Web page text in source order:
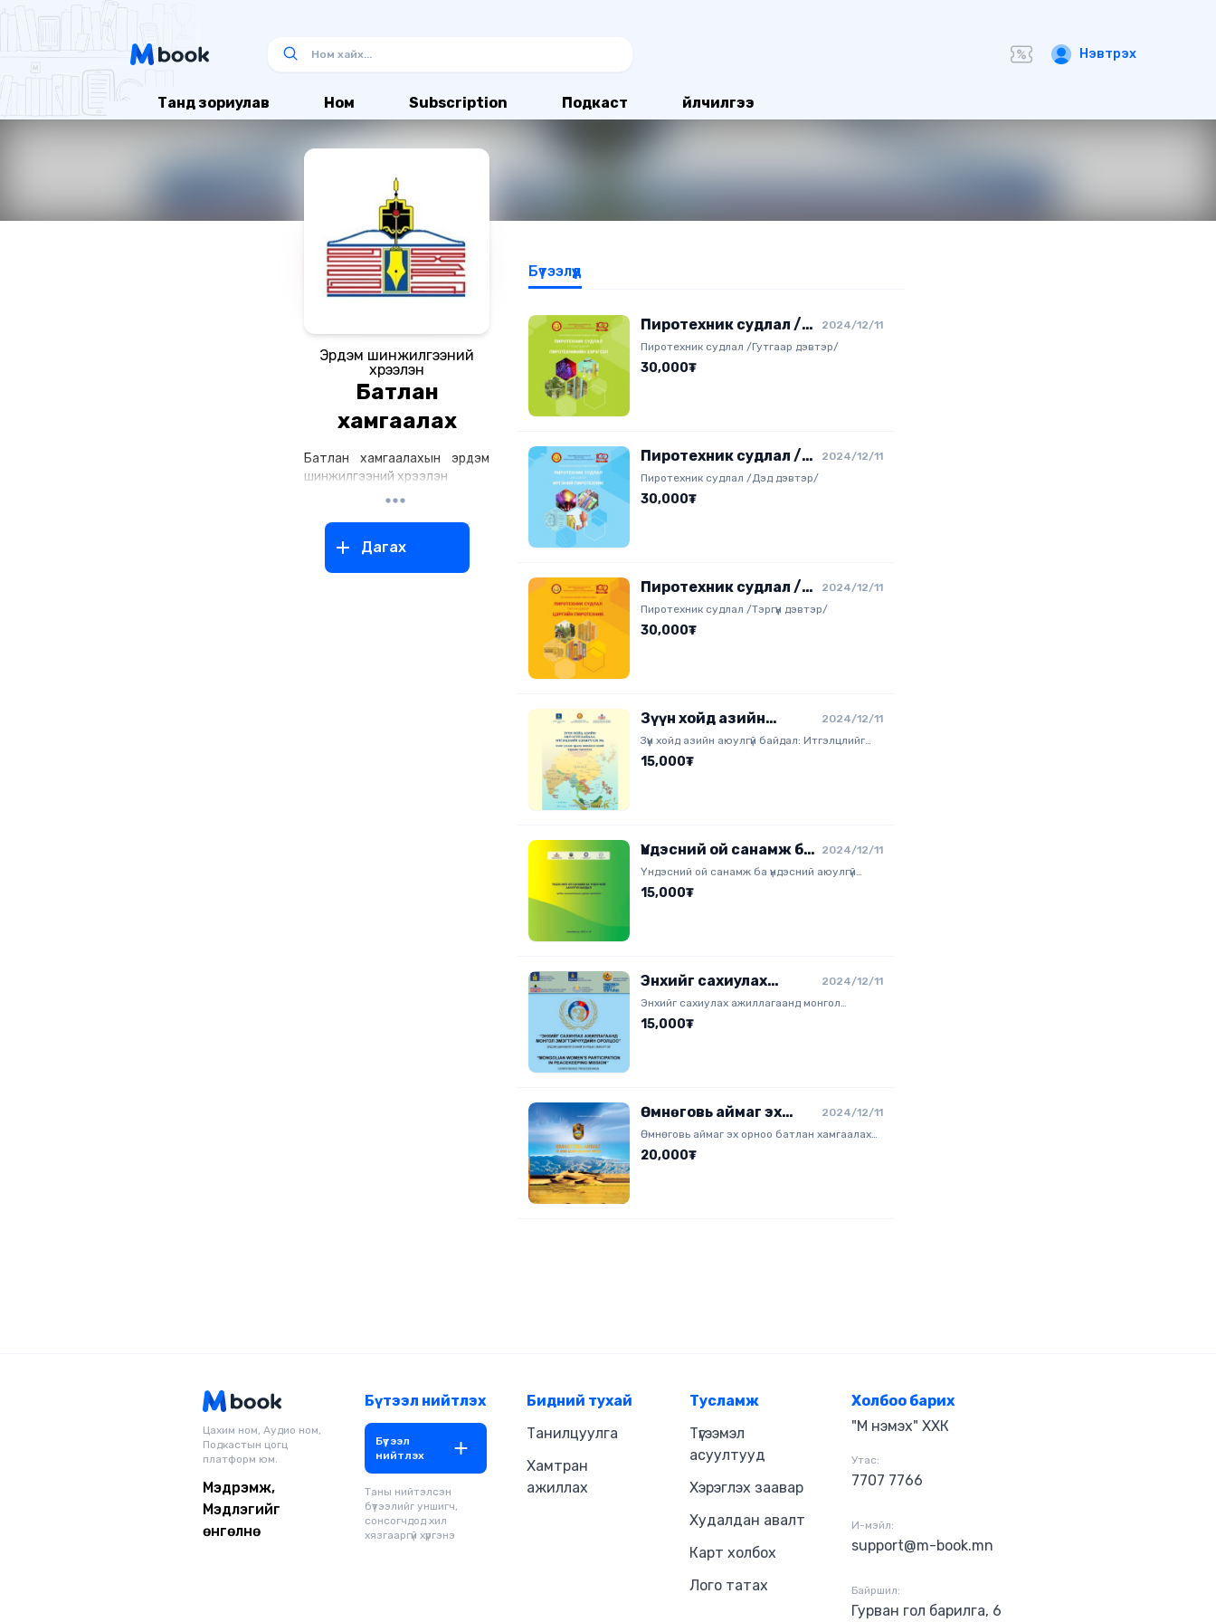
Нэвтрэх
Танд зориулав Ном Subscription Подкаст Үйлчилгээ
Эрдэм шинжилгээний
хүрээлэн
Батлан
хамгаалах
Батлан хамгаалахын эрдэм
шинжилгээний хүрээлэн
Дагах
Бүтээлүүд
Пиротехник судлал /
Гутгаар дэвтэр/
2024/12/11
Пиротехник судлал /Гутгаар дэвтэр/
30,000₮
Пиротехник судлал /
Дэд дэвтэр/
2024/12/11
Пиротехник судлал /Дэд дэвтэр/
30,000₮
Пиротехник судлал /
Тэргүүн дэвтэр/
2024/12/11
Пиротехник судлал /Тэргүүн дэвтэр/
30,000₮
Зүүн хойд азийн
аюулгүй байдал:
Итгэлцлийг бэхжүүлэх
2024/12/11
Зүүн хойд азийн аюулгүй байдал: Итгэлцлийг
бэхжүүлэх нь Олон улсын эрдэм шинжилгээний
15,000₮
Үндэсний ой санамж ба
үндэсний аюулгүй
байдал
2024/12/11
Үндэсний ой санамж ба үндэсний аюулгүй
байдал Эрдэм шинжилгээний хурлын
15,000₮
Энхийг сахиулах
ажиллагаанд монгол
эмэгтэйчүүдийн
2024/12/11
Энхийг сахиулах ажиллагаанд монгол
эмэгтэйчүүдийн оролцоо Эрдэм шинжилгээний
15,000₮
Өмнөговь аймаг эх
орноо батлан
хамгаалах үйлсэд
2024/12/11
Өмнөговь аймаг эх орноо батлан хамгаалах
үйлсэд Зохиогч: Лха.Баяр
20,000₮
Цахим ном, Аудио ном,
Подкастын цогц
платформ юм.
Мэдрэмж,
Мэдлэгийг
өнгөлнө
Бүтээл нийтлэх
Бүтээл
нийтлэх
Таны нийтэлсэн
бүтээлийг уншигч,
сонсогчдод хил
хязгааргүй хүргэнэ
Бидний тухай
Танилцуулга
Хамтран
ажиллах
Тусламж
Түгээмэл
асуултууд
Хэрэглэх заавар
Худалдан авалт
Карт холбох
Лого татах
Холбоо барих
"М нэмэх" ХХК
Утас:
7707 7766
И-мэйл:
support@m-book.mn
Байршил:
Гурван гол барилга, 6